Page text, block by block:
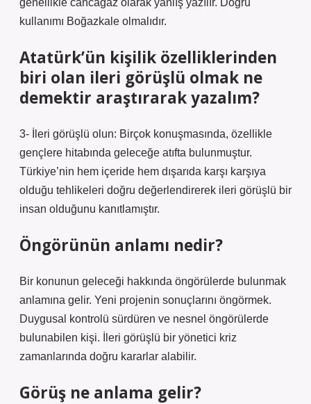
genellikle cancağaz olarak yanlış yazılır. Doğru
kullanımı Boğazkale olmalıdır.
Atatürk’ün kişilik özelliklerinden
biri olan ileri görüşlü olmak ne
demektir araştırarak yazalım?
3- İleri görüşlü olun: Birçok konuşmasında, özellikle
gençlere hitabında geleceğe atıfta bulunmuştur.
Türkiye’nin hem içeride hem dışarıda karşı karşıya
olduğu tehlikeleri doğru değerlendirerek ileri görüşlü bir
insan olduğunu kanıtlamıştır.
Öngörünün anlamı nedir?
Bir konunun geleceği hakkında öngörülerde bulunmak
anlamına gelir. Yeni projenin sonuçlarını öngörmek.
Duygusal kontrolü sürdüren ve nesnel öngörülerde
bulunabilen kişi. İleri görüşlü bir yönetici kriz
zamanlarında doğru kararlar alabilir.
Görüş ne anlama gelir?